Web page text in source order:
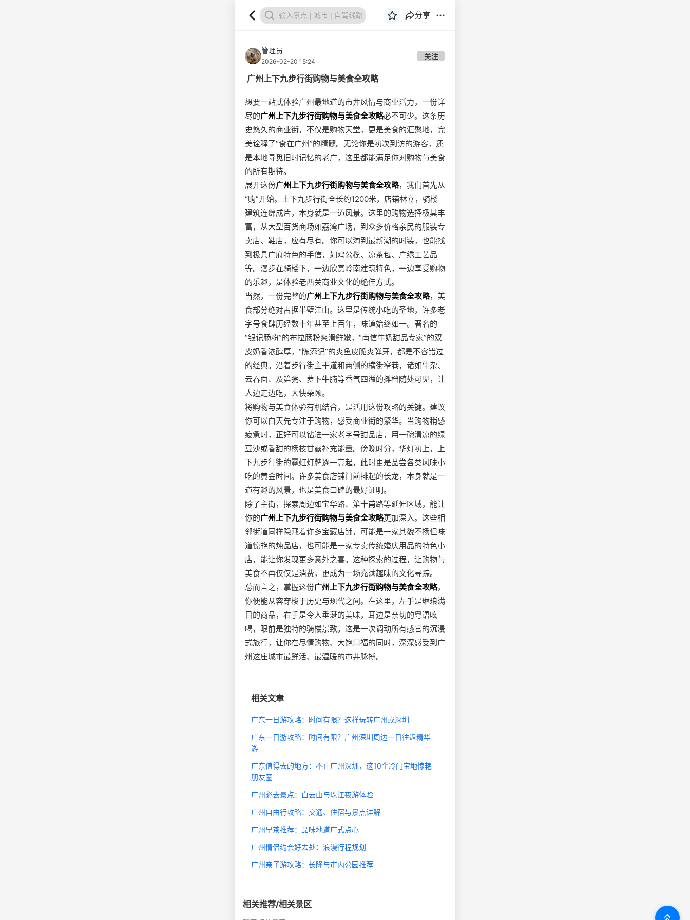
分享
管理员
2026-02-20 15:24
关注
广州上下九步行街购物与美食全攻略
想要一站式体验广州最地道的市井风情与商业活力，一份详
尽的广州上下九步行街购物与美食全攻略必不可少。这条历
史悠久的商业街，不仅是购物天堂，更是美食的汇聚地，完
美诠释了“食在广州”的精髓。无论你是初次到访的游客，还
是本地寻觅旧时记忆的老广，这里都能满足你对购物与美食
的所有期待。
展开这份广州上下九步行街购物与美食全攻略，我们首先从
“购”开始。上下九步行街全长约1200米，店铺林立，骑楼
建筑连绵成片，本身就是一道风景。这里的购物选择极其丰
富，从大型百货商场如荔湾广场，到众多价格亲民的服装专
卖店、鞋店，应有尽有。你可以淘到最新潮的时装，也能找
到极具广府特色的手信，如鸡公榄、凉茶包、广绣工艺品
等。漫步在骑楼下，一边欣赏岭南建筑特色，一边享受购物
的乐趣，是体验老西关商业文化的绝佳方式。
当然，一份完整的广州上下九步行街购物与美食全攻略，美
食部分绝对占据半壁江山。这里是传统小吃的圣地，许多老
字号食肆历经数十年甚至上百年，味道始终如一。著名的
“银记肠粉”的布拉肠粉爽滑鲜嫩，“南信牛奶甜品专家”的双
皮奶香浓醇厚，“陈添记”的爽鱼皮脆爽弹牙，都是不容错过
的经典。沿着步行街主干道和两侧的横街窄巷，诸如牛杂、
云吞面、及第粥、萝卜牛腩等香气四溢的摊档随处可见，让
人边走边吃，大快朵颐。
将购物与美食体验有机结合，是活用这份攻略的关键。建议
你可以白天先专注于购物，感受商业街的繁华。当购物稍感
疲惫时，正好可以钻进一家老字号甜品店，用一碗清凉的绿
豆沙或香甜的杨枝甘露补充能量。傍晚时分，华灯初上，上
下九步行街的霓虹灯牌逐一亮起，此时更是品尝各类风味小
吃的黄金时间。许多美食店铺门前排起的长龙，本身就是一
道有趣的风景，也是美食口碑的最好证明。
除了主街，探索周边如宝华路、第十甫路等延伸区域，能让
你的广州上下九步行街购物与美食全攻略更加深入。这些相
邻街道同样隐藏着许多宝藏店铺，可能是一家其貌不扬但味
道惊艳的炖品店，也可能是一家专卖传统婚庆用品的特色小
店，能让你发现更多意外之喜。这种探索的过程，让购物与
美食不再仅仅是消费，更成为一场充满趣味的文化寻踪。
总而言之，掌握这份广州上下九步行街购物与美食全攻略，
你便能从容穿梭于历史与现代之间。在这里，左手是琳琅满
目的商品，右手是令人垂涎的美味，耳边是亲切的粤语吆
喝，眼前是独特的骑楼景致。这是一次调动所有感官的沉浸
式旅行，让你在尽情购物、大饱口福的同时，深深感受到广
州这座城市最鲜活、最温暖的市井脉搏。
相关文章
广东一日游攻略：时间有限？这样玩转广州或深圳
广东一日游攻略：时间有限？广州深圳周边一日往返精华
游
广东值得去的地方：不止广州深圳，这10个冷门宝地惊艳
朋友圈
广州必去景点：白云山与珠江夜游体验
广州自由行攻略：交通、住宿与景点详解
广州早茶推荐：品味地道广式点心
广州情侣约会好去处：浪漫行程规划
广州亲子游攻略：长隆与市内公园推荐
相关推荐/相关景区